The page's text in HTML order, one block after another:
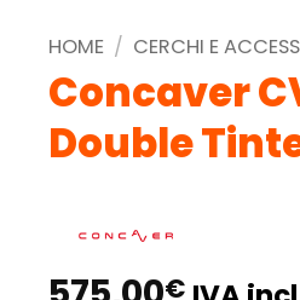
HOME / CERCHI E
Concaver
Double
€